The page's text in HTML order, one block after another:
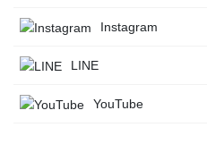
Instagram
LINE
YouTube